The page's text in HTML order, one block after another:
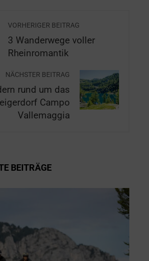
VORHERIGER BEITRAG
3 Wanderwege voller
Rheinromantik
NÄCHSTER BEITRAG
rund um das
Campo
Vallemaggia
BEITRÄGE